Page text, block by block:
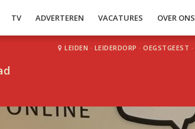
TV ADVERTEREN VACATURES OVER ONS
LEIDEN · LEIDERDORP · OEGSTGEEST ·